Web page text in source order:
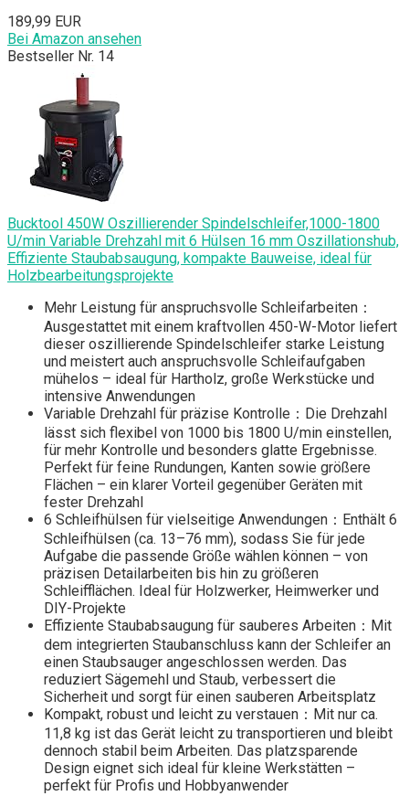
189,99 EUR
Bei Amazon ansehen
Bestseller Nr. 14
Bucktool 450W Oszillierender Spindelschleifer,1000-1800
U/min Variable Drehzahl mit 6 Hülsen 16 mm Oszillationshub,
Effiziente Staubabsaugung, kompakte Bauweise, ideal für
Holzbearbeitungsprojekte
Mehr Leistung für anspruchsvolle Schleifarbeiten：
Ausgestattet mit einem kraftvollen 450-W-Motor liefert
dieser oszillierende Spindelschleifer starke Leistung
und meistert auch anspruchsvolle Schleifaufgaben
mühelos – ideal für Hartholz, große Werkstücke und
intensive Anwendungen
Variable Drehzahl für präzise Kontrolle：Die Drehzahl
lässt sich flexibel von 1000 bis 1800 U/min einstellen,
für mehr Kontrolle und besonders glatte Ergebnisse.
Perfekt für feine Rundungen, Kanten sowie größere
Flächen – ein klarer Vorteil gegenüber Geräten mit
fester Drehzahl
6 Schleifhülsen für vielseitige Anwendungen：Enthält 6
Schleifhülsen (ca. 13–76 mm), sodass Sie für jede
Aufgabe die passende Größe wählen können – von
präzisen Detailarbeiten bis hin zu größeren
Schleifflächen. Ideal für Holzwerker, Heimwerker und
DIY-Projekte
Effiziente Staubabsaugung für sauberes Arbeiten：Mit
dem integrierten Staubanschluss kann der Schleifer an
einen Staubsauger angeschlossen werden. Das
reduziert Sägemehl und Staub, verbessert die
Sicherheit und sorgt für einen sauberen Arbeitsplatz
Kompakt, robust und leicht zu verstauen：Mit nur ca.
11,8 kg ist das Gerät leicht zu transportieren und bleibt
dennoch stabil beim Arbeiten. Das platzsparende
Design eignet sich ideal für kleine Werkstätten –
perfekt für Profis und Hobbyanwender